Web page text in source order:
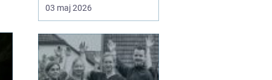
ork och humör. Många
besvär och tänker att det
går nog över. Ofta gör
det inte det. En
03 maj 2026